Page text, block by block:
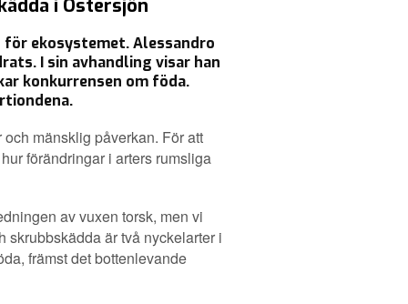
i Östersjön
ekosystemet. Alessandro
I sin avhandling visar han
konkurrensen om föda.
mänsklig påverkan. För att
förändringar i arters rumsliga
av vuxen torsk, men vi
skrubbskädda är två nyckelarter i
främst det bottenlevande